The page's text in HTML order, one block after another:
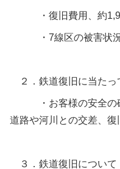
・復旧費用、約
・7線区の被害状
２．鉄道復旧に当た
・お客様の安全
道路や河川との交差、復
３．鉄道復旧について